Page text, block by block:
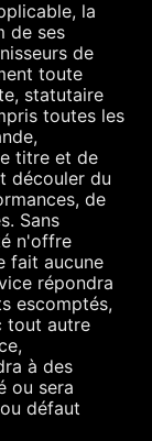
la
de ses
de
toute
statutaire
toutes les
titre et de
découler du
de
Sans
n'offre
fait aucune
répondra
escomptés,
tout autre
à des
ou sera
défaut